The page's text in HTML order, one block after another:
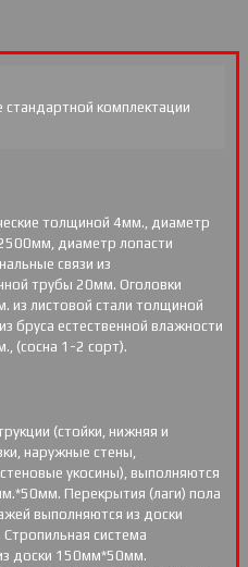
стандартной комплектации
толщиной 4мм., диаметр
диаметр лопасти
связи из
трубы 20мм. Оголовки
из листовой стали толщиной
бруса естественной влажности
(сосна 1-2 сорт).
(стойки, нижняя и
наружные стены,
укосины), выполняются
Перекрытия (лаги) пола
выполняются из доски
система
доски 150мм*50мм.